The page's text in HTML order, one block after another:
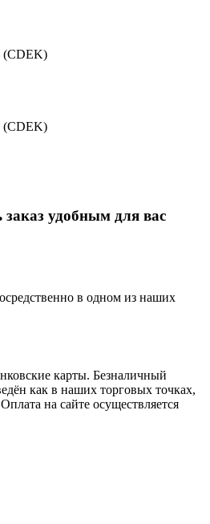
(CDEK)
удобным для вас
в одном из наших
карты. Безналичный
как в наших торговых точках,
на сайте осуществляется